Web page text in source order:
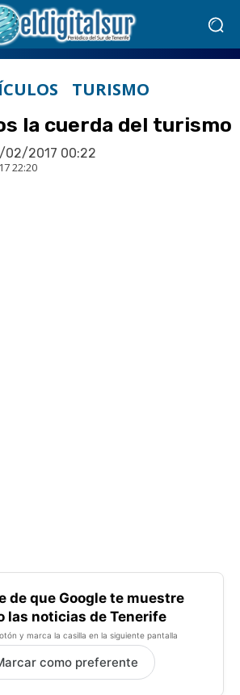
TURISMO
la cuerda del turismo
02/2017 00:22
22:20
de que Google te muestre
las noticias de Tenerife
y marca la casilla en la siguiente pantalla
como preferente